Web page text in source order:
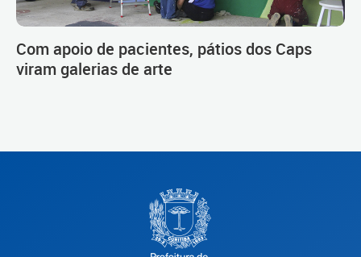
Com apoio de pacientes, pátios dos Caps
viram galerias de arte